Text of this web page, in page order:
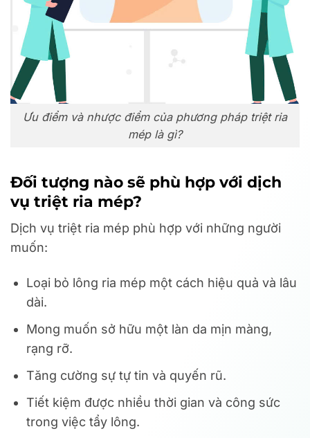
Ưu điểm và nhược điểm của phương pháp triệt ria
mép là gì?
Đối tượng nào sẽ phù hợp với dịch
vụ triệt ria mép?
Dịch vụ triệt ria mép phù hợp với những người
muốn:
Loại bỏ lông ria mép một cách hiệu quả và lâu
dài.
Mong muốn sở hữu một làn da mịn màng,
rạng rỡ.
Tăng cường sự tự tin và quyến rũ.
Tiết kiệm được nhiều thời gian và công sức
trong việc tẩy lông.